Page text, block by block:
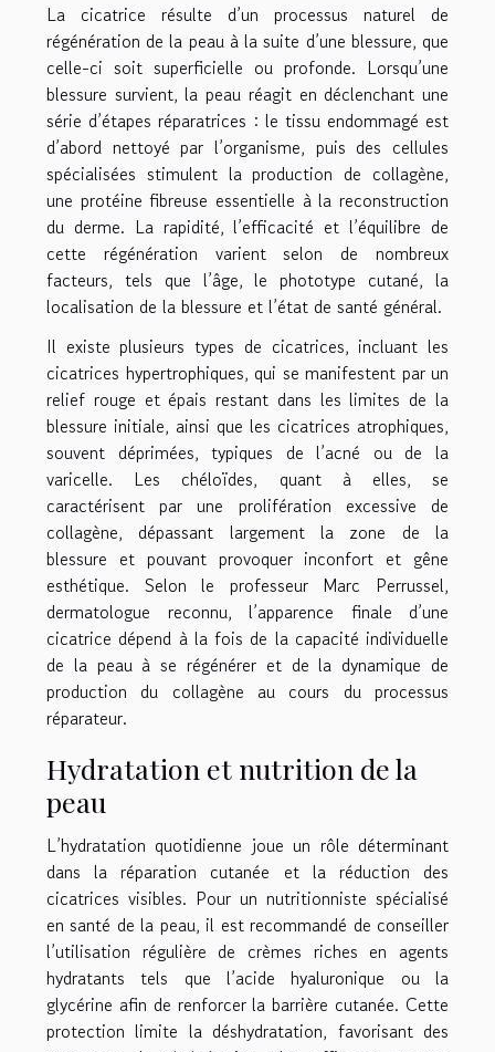
La cicatrice résulte d’un processus naturel de
régénération de la peau à la suite d’une blessure, que
celle-ci soit superficielle ou profonde. Lorsqu’une
blessure survient, la peau réagit en déclenchant une
série d’étapes réparatrices : le tissu endommagé est
d’abord nettoyé par l’organisme, puis des cellules
spécialisées stimulent la production de collagène,
une protéine fibreuse essentielle à la reconstruction
du derme. La rapidité, l’efficacité et l’équilibre de
cette régénération varient selon de nombreux
facteurs, tels que l’âge, le phototype cutané, la
localisation de la blessure et l’état de santé général.
Il existe plusieurs types de cicatrices, incluant les
cicatrices hypertrophiques, qui se manifestent par un
relief rouge et épais restant dans les limites de la
blessure initiale, ainsi que les cicatrices atrophiques,
souvent déprimées, typiques de l’acné ou de la
varicelle. Les chéloïdes, quant à elles, se
caractérisent par une prolifération excessive de
collagène, dépassant largement la zone de la
blessure et pouvant provoquer inconfort et gêne
esthétique. Selon le professeur Marc Perrussel,
dermatologue reconnu, l’apparence finale d’une
cicatrice dépend à la fois de la capacité individuelle
de la peau à se régénérer et de la dynamique de
production du collagène au cours du processus
réparateur.
Hydratation et nutrition de la
peau
L’hydratation quotidienne joue un rôle déterminant
dans la réparation cutanée et la réduction des
cicatrices visibles. Pour un nutritionniste spécialisé
en santé de la peau, il est recommandé de conseiller
l’utilisation régulière de crèmes riches en agents
hydratants tels que l’acide hyaluronique ou la
glycérine afin de renforcer la barrière cutanée. Cette
protection limite la déshydratation, favorisant des